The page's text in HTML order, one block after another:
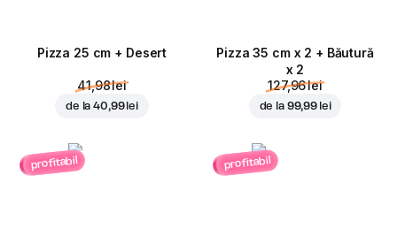
Pizza 25 cm + Desert
41,98 lei
de la40,99 lei
Pizza 35 cm x 2 + Băutură
x 2
127,96 lei
de la 99,99 lei
profitabil profitabil